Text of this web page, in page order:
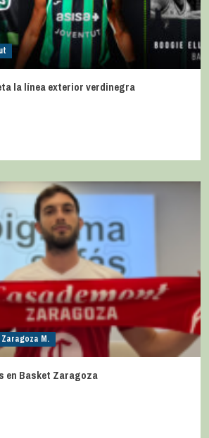
la línea exterior verdinegra
M.
en Basket Zaragoza